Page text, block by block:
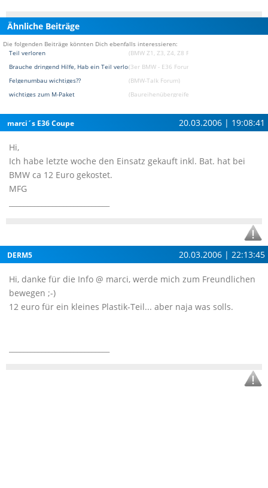
Ähnliche Beiträge
Die folgenden Beiträge könnten Dich ebenfalls interessieren:
Teil verloren
(BMW Z1, Z3, Z4, Z8 Forum)
Brauche dringend Hilfe, Hab ein Teil verloren(3er BMW - E36 Forum)
Felgenumbau wichtiges??
(BMW-Talk Forum)
wichtiges zum M-Paket
(Baureihenübergreifendes Forum)
marci´s E36 Coupe 20.03.2006 | 19:08:41
Hi,
Ich habe letzte woche den Einsatz gekauft inkl. Bat. hat bei
BMW ca 12 Euro gekostet.
MFG
DERM5 20.03.2006 | 22:13:45
Hi, danke für die Info @ marci, werde mich zum Freundlichen
bewegen ;-)
12 euro für ein kleines Plastik-Teil... aber naja was solls.